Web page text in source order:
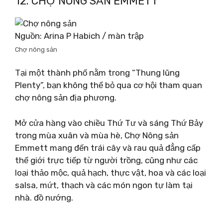
Nguồn: Arina P Habich / màn trập
Chợ nông sản
Tại một thành phố nằm trong “Thung lũng
Plenty”, bạn không thể bỏ qua cơ hội tham quan
chợ nông sản địa phương.
Mở cửa hàng vào chiều Thứ Tư và sáng Thứ Bảy
trong mùa xuân và mùa hè, Chợ Nông sản
Emmett mang đến trái cây và rau quả đẳng cấp
thế giới trực tiếp từ người trồng, cũng như các
loại thảo mộc, quả hạch, thực vật, hoa và các loại
salsa, mứt, thạch và các món ngon tự làm tại
nhà. đồ nướng.